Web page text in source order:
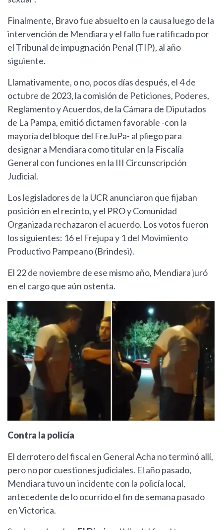
Finalmente, Bravo fue absuelto en la causa luego de la
intervención de Mendiara y el fallo fue ratificado por
el Tribunal de impugnación Penal (TIP), al año
siguiente.
Llamativamente, o no, pocos días después, el 4 de
octubre de 2023, la comisión de Peticiones, Poderes,
Reglamento y Acuerdos, de la Cámara de Diputados
de La Pampa, emitió dictamen favorable -con la
mayoría del bloque del FreJuPa- al pliego para
designar a Mendiara como titular en la Fiscalía
General con funciones en la III Circunscripción
Judicial.
Los legisladores de la UCR anunciaron que fijaban
posición en el recinto, y el PRO y Comunidad
Organizada rechazaron el acuerdo. Los votos fueron
los siguientes: 16 el Frejupa y 1 del Movimiento
Productivo Pampeano (Brindesi).
El 22 de noviembre de ese mismo año, Mendiara juró
en el cargo que aún ostenta.
Contra la policía
El derrotero del fiscal en General Acha no terminó allí,
pero no por cuestiones judiciales. El año pasado,
Mendiara tuvo un incidente con la policía local,
antecedente de lo ocurrido el fin de semana pasado
en Victorica.